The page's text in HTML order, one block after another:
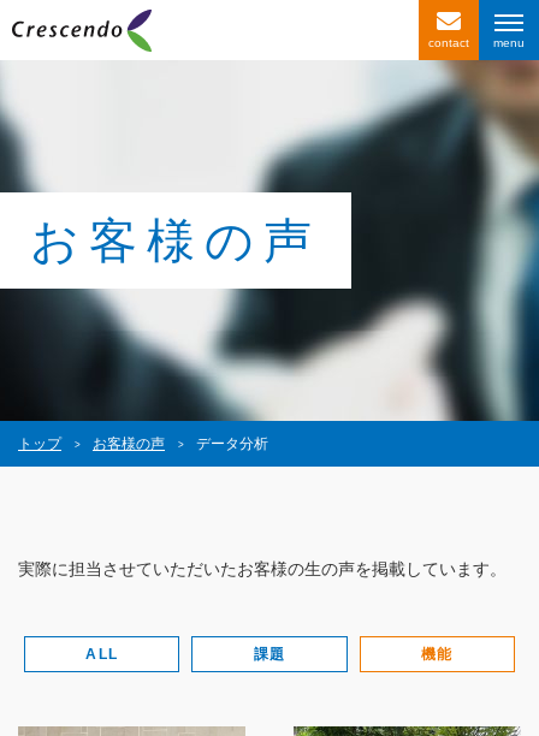
事例紹介
お客様の声
会社情報
東京都荒川区西日暮里4-1-2
西日暮里ACビル2F
土日祝日・お盆・年末年始を除く
contact
お客様の声
トップ お客様の声 データ分析
実際に担当させていただいたお客様の生の声を掲載しています。
ALL 課題 機能